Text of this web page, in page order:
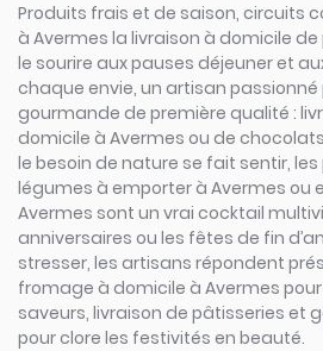
Produits frais et de saison, circuits
à Avermes la livraison à domicile
le sourire aux pauses déjeuner et
chaque envie, un artisan
gourmande de première qualité :
domicile à Avermes ou de
le besoin de nature se fait sentir,
légumes à emporter à Avermes ou
Avermes sont un vrai cocktail
anniversaires ou les fêtes de fin
stresser, les artisans répondent
fromage à domicile à Avermes
saveurs, livraison de pâtisseries et
pour clore les festivités en beauté.